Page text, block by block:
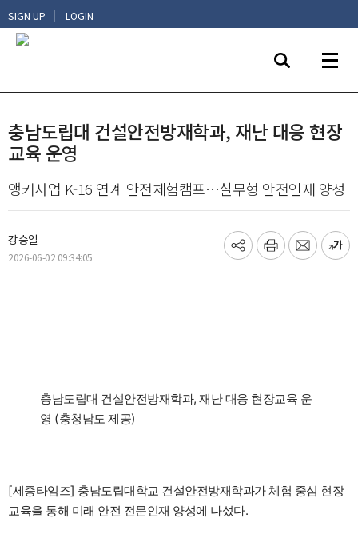
SIGN UP | LOGIN
충남도립대 건설안전방재학과, 재난 대응 현장
교육 운영
앵커사업 K-16 연계 안전체험캠프…실무형 안전인재 양성
강승일
2026-06-02 09:34:05
기
프
메
글
충남도립대 건설안전방재학과, 재난 대응 현장교육 운
영 (충청남도 제공)
[세종타임즈] 충남도립대학교 건설안전방재학과가 체험 중심 현장
교육을 통해 미래 안전 전문인재 양성에 나섰다.